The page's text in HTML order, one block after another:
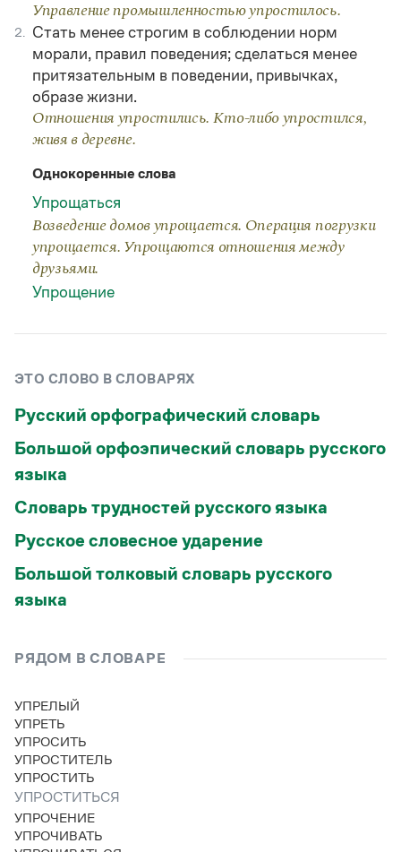
Статьи
Монологи
Лекции и подкасты
Рекомендуем
Учебник Грамоты
Интерактивные упражнения: от простого к сложному
Скороговорки
Издательство
Словари
Все книги
Управление промышленностью упростилось.
2.
Стать менее строгим в соблюдении норм
морали, правил поведения; сделаться менее
притязательным в поведении, привычках,
образе жизни.
Отношения упростились. Кто-либо упростился,
живя в деревне.
Однокоренные слова
Упрощаться
Возведение домов упрощается. Операция погрузки
упрощается. Упрощаются отношения между
друзьями.
Упрощение
ЭТО СЛОВО В СЛОВАРЯХ
Русский орфографический словарь
Большой орфоэпический словарь русского
языка
Словарь трудностей русского языка
Русское словесное ударение
Большой толковый словарь русского
языка
РЯДОМ В СЛОВАРЕ
УПРЕЛЫЙ
УПРЕТЬ
УПРОСИТЬ
УПРОСТИТЕЛЬ
УПРОСТИТЬ
УПРОСТИТЬСЯ
УПРОЧЕНИЕ
УПРОЧИВАТЬ